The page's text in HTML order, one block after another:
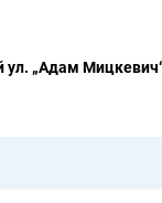
ул. „Адам